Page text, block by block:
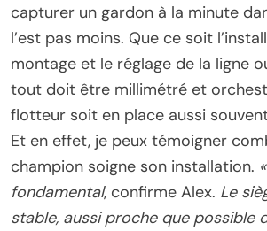
capturer un gardon à la minute
l’est pas moins. Que ce soit
montage et le réglage de la ligne
tout doit être millimétré et
flotteur soit en place aussi
Et en effet, je peux témoigner
champion soigne son installation.
fondamental, confirme Alex. Le
stable, aussi proche que possible